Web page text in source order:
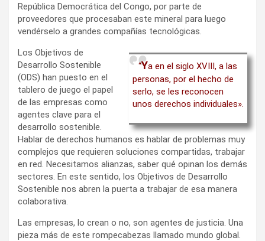
República Democrática del Congo, por parte de
proveedores que procesaban este mineral para luego
vendérselo a grandes compañías tecnológicas.
“Ya en el siglo XVIII, a las
personas, por el hecho de
serlo, se les reconocen
unos derechos individuales».
Los Objetivos de
Desarrollo Sostenible
(ODS) han puesto en el
tablero de juego el papel
de las empresas como
agentes clave para el
desarrollo sostenible.
Hablar de derechos humanos es hablar de problemas muy
complejos que requieren soluciones compartidas, trabajar
en red. Necesitamos alianzas, saber qué opinan los demás
sectores. En este sentido, los Objetivos de Desarrollo
Sostenible nos abren la puerta a trabajar de esa manera
colaborativa.
Las empresas, lo crean o no, son agentes de justicia. Una
pieza más de este rompecabezas llamado mundo global.